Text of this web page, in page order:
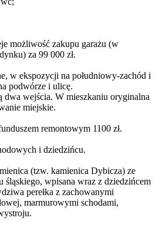
możliwość zakupu garażu (w
za 99 000 zł.
w ekspozycji na południowy-zachód i
podwórze i ulicę.
dwa wejścia. W mieszkaniu oryginalna
miejskie.
remontowym 1100 zł.
i dziedzińcu.
(tzw. kamienica Dybicza) ze
śląskiego, wpisana wraz z dziedzińcem
perełka z zachowanymi
marmurowymi schodami,